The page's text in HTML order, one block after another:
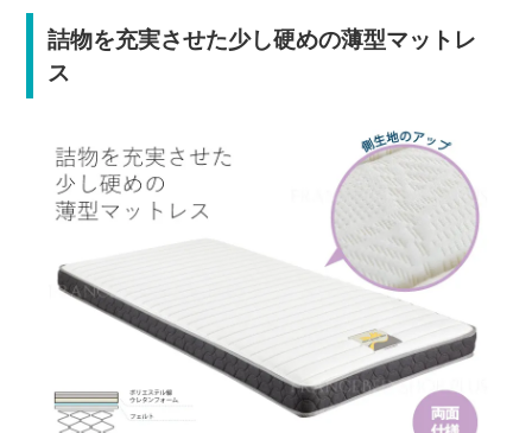
詰物を充実させた少し硬めの薄型マットレ
ス